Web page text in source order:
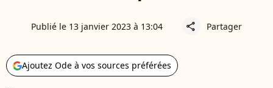
Publié le 13 janvier 2023 à 13:04 share Partager
Ajoutez Ode à vos sources préférées